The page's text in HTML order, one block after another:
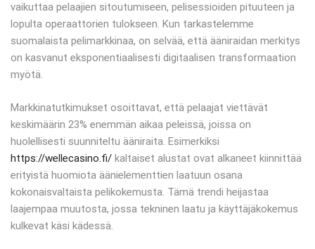
vaikuttaa pelaajien sitoutumiseen, pelisessioiden pituuteen ja
lopulta operaattorien tulokseen. Kun tarkastelemme
suomalaista pelimarkkinaa, on selvää, että ääniraidan merkitys
on kasvanut eksponentiaalisesti digitaalisen transformaation
myötä.
Markkinatutkimukset osoittavat, että pelaajat viettävät
keskimäärin 23% enemmän aikaa peleissä, joissa on
huolellisesti suunniteltu ääniraita. Esimerkiksi
https://wellecasino.fi/ kaltaiset alustat ovat alkaneet kiinnittää
erityistä huomiota äänielementtien laatuun osana
kokonaisvaltaista pelikokemusta. Tämä trendi heijastaa
laajempaa muutosta, jossa tekninen laatu ja käyttäjäkokemus
kulkevat käsi kädessä.